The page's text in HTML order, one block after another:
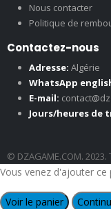
Nous contacter
Politique de
Contactez-nous
Adresse: Algérie
WhatsApp
E-mail:
Jours/heures de
© DZAGAME.COM.
Vous venez d'ajouter ce
Voir le panier